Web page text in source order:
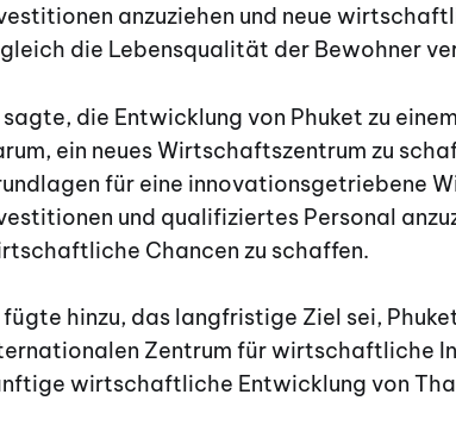
anzuziehen und neue
die Lebensqualität der Bewohner
sagte, die Entwicklung von Phuket zu
ein neues Wirtschaftszentrum zu
für eine innovationsgetriebene
und qualifiziertes Personal
Chancen zu schaffen.
fügte hinzu, das langfristige Ziel sei,
Zentrum für wirtschaftliche
wirtschaftliche Entwicklung von